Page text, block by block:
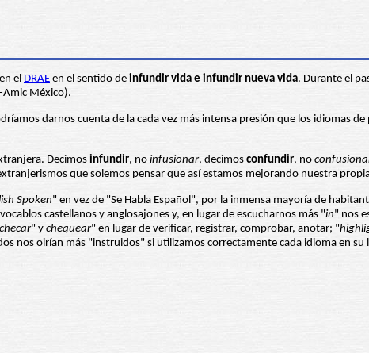
el DRAE en el sentido de infundir vida e infundir nueva vida. Durante el
Amic México).
darnos cuenta de la cada vez más intensa presión que los idiomas
Decimos infundir, no infusionar, decimos confundir, no
que solemos pensar que así estamos mejorando nuestra
Spoken" en vez de "Se Habla Español", por la inmensa mayoría de
castellanos y anglosajones y, en lugar de escucharnos más "in" nos
checar" y chequear" en lugar de verificar, registrar, comprobar, anotar; "
nos oirían más "instruidos" si utilizamos correctamente cada idioma en su